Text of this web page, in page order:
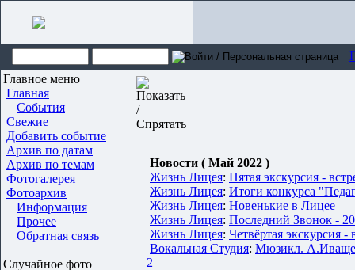
Главное меню
Главная
События
Свежие
Добавить событие
Архив по датам
Архив по темам
Фотогалерея
Фотоархив
Информация
Прочее
Обратная связь
Случайное фото
Новости ( Май 2022 )
Жизнь Лицея: Пятая экскурсия -
Жизнь Лицея: Итоги конкурса
Жизнь Лицея: Новенькие в Лицее
Жизнь Лицея: Последний Звонок -
Жизнь Лицея: Четвёртая экскурсия -
Вокальная Студия: Мюзикл.
2